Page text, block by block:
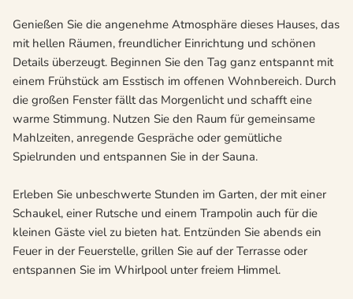
Genießen Sie die angenehme Atmosphäre dieses Hauses, das
mit hellen Räumen, freundlicher Einrichtung und schönen
Details überzeugt. Beginnen Sie den Tag ganz entspannt mit
einem Frühstück am Esstisch im offenen Wohnbereich. Durch
die großen Fenster fällt das Morgenlicht und schafft eine
warme Stimmung. Nutzen Sie den Raum für gemeinsame
Mahlzeiten, anregende Gespräche oder gemütliche
Spielrunden und entspannen Sie in der Sauna.
Erleben Sie unbeschwerte Stunden im Garten, der mit einer
Schaukel, einer Rutsche und einem Trampolin auch für die
kleinen Gäste viel zu bieten hat. Entzünden Sie abends ein
Feuer in der Feuerstelle, grillen Sie auf der Terrasse oder
entspannen Sie im Whirlpool unter freiem Himmel.